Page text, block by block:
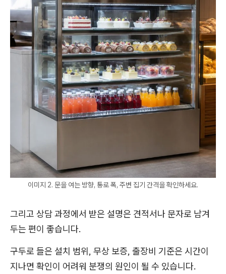
이미지 2. 문을 여는 방향, 통로 폭, 주변 집기 간격을 확인하세요.
그리고 상담 과정에서 받은 설명은 견적서나 문자로 남겨
두는 편이 좋습니다.
구두로 들은 설치 범위, 무상 보증, 출장비 기준은 시간이
지나면 확인이 어려워 분쟁의 원인이 될 수 있습니다.